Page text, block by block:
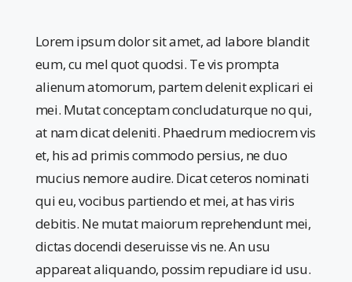
Lorem ipsum dolor sit amet, ad labore blandit
eum, cu mel quot quodsi. Te vis prompta
alienum atomorum, partem delenit explicari ei
mei. Mutat conceptam concludaturque no qui,
at nam dicat deleniti. Phaedrum mediocrem vis
et, his ad primis commodo persius, ne duo
mucius nemore audire. Dicat ceteros nominati
qui eu, vocibus partiendo et mei, at has viris
debitis. Ne mutat maiorum reprehendunt mei,
dictas docendi deseruisse vis ne. An usu
appareat aliquando, possim repudiare id usu.